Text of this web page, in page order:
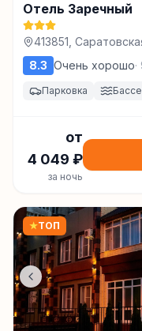
Отель Заречный
413851,
город Балаково, г
Балаково
8.3 Очень хорошо·
Парковка
от
4 049 ₽
за ночь
★ТОП